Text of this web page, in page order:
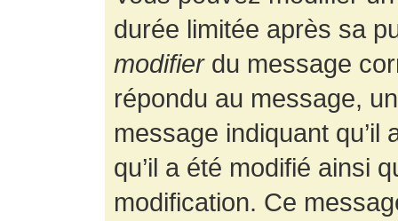
durée limitée après sa
modifierdu message
répondu au message,
message indiquant
qu’il a été modifié ainsi
modification. Ce